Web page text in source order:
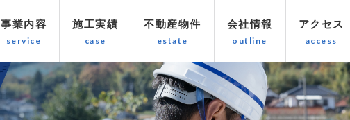
事業内容 施工実績 不動産物件 会社情報 アクセス